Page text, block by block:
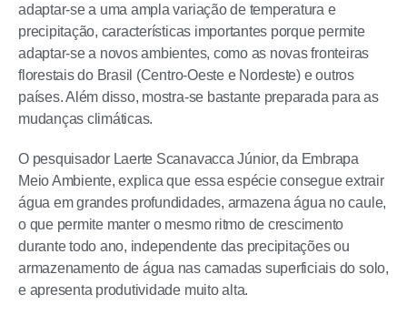
adaptar-se a uma ampla variação de temperatura e
precipitação, características importantes porque permite
adaptar-se a novos ambientes, como as novas fronteiras
florestais do Brasil (Centro-Oeste e Nordeste) e outros
países. Além disso, mostra-se bastante preparada para as
mudanças climáticas.
O pesquisador Laerte Scanavacca Júnior, da Embrapa
Meio Ambiente, explica que essa espécie consegue extrair
água em grandes profundidades, armazena água no caule,
o que permite manter o mesmo ritmo de crescimento
durante todo ano, independente das precipitações ou
armazenamento de água nas camadas superficiais do solo,
e apresenta produtividade muito alta.